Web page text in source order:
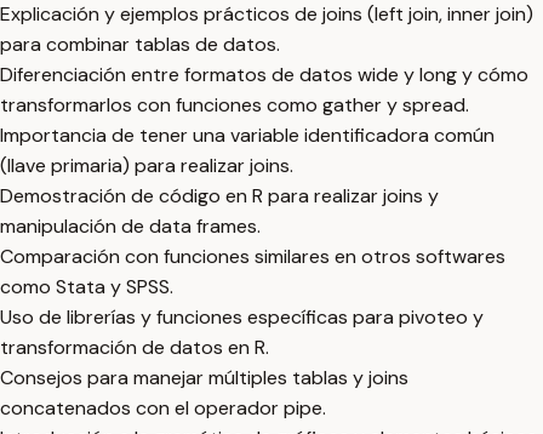
Explicación y ejemplos prácticos de joins (left join, inner join)
para combinar tablas de datos.
Diferenciación entre formatos de datos wide y long y cómo
transformarlos con funciones como gather y spread.
Importancia de tener una variable identificadora común
(llave primaria) para realizar joins.
Demostración de código en R para realizar joins y
manipulación de data frames.
Comparación con funciones similares en otros softwares
como Stata y SPSS.
Uso de librerías y funciones específicas para pivoteo y
transformación de datos en R.
Consejos para manejar múltiples tablas y joins
concatenados con el operador pipe.